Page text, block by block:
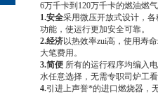
6万千卡到120万千卡的燃油燃
1.安全采用微压开放式设计，
功能，使运行更加安全可靠。
2.经济以热效率zui高，使用寿
大笔费用。
3.简便 所有的运行程序均编入
水任意选择，无需专职司炉工
4.引进上声誉*的进口燃烧器，